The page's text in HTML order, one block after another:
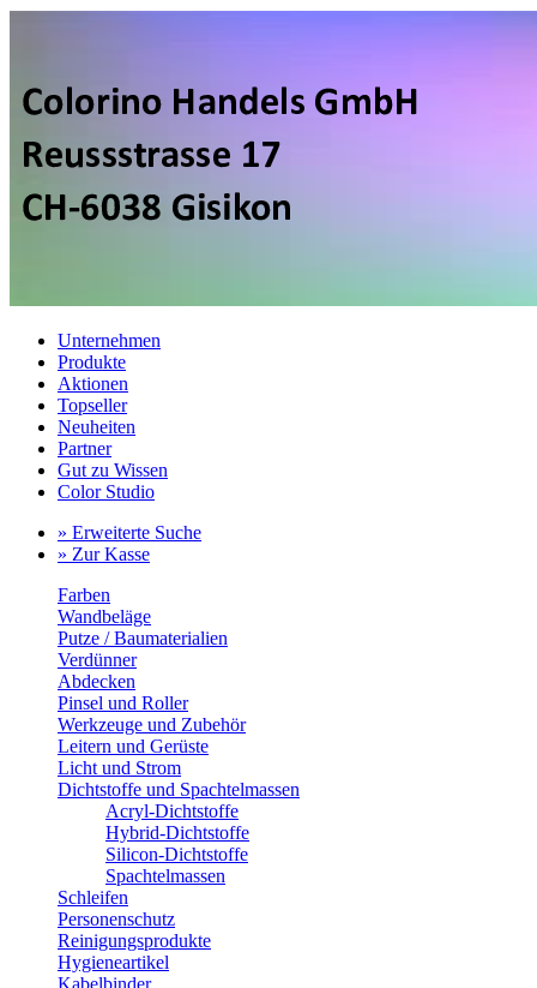
Unternehmen
Produkte
Aktionen
Topseller
Neuheiten
Partner
Gut zu Wissen
Color Studio
» Erweiterte Suche
» Zur Kasse
Farben
Wandbeläge
Putze / Baumaterialien
Verdünner
Abdecken
Pinsel und Roller
Werkzeuge und Zubehör
Leitern und Gerüste
Licht und Strom
Dichtstoffe und Spachtelmassen
Acryl-Dichtstoffe
Hybrid-Dichtstoffe
Silicon-Dichtstoffe
Spachtelmassen
Schleifen
Personenschutz
Reinigungsprodukte
Hygieneartikel
Kabelbinder